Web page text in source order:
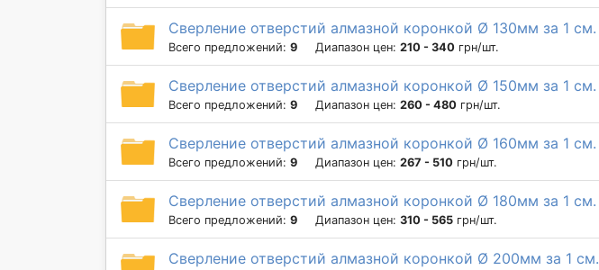
Сверление отверстий алмазной коронкой Ø 130мм за 1 см.
Всего предложений: 9 Диапазон цен: 210 - 340 грн/шт.
Сверление отверстий алмазной коронкой Ø 150мм за 1 см.
Всего предложений: 9 Диапазон цен: 260 - 480 грн/шт.
Сверление отверстий алмазной коронкой Ø 160мм за 1 см.
Всего предложений: 9 Диапазон цен: 267 - 510 грн/шт.
Сверление отверстий алмазной коронкой Ø 180мм за 1 см.
Всего предложений: 9 Диапазон цен: 310 - 565 грн/шт.
Сверление отверстий алмазной коронкой Ø 200мм за 1 см.